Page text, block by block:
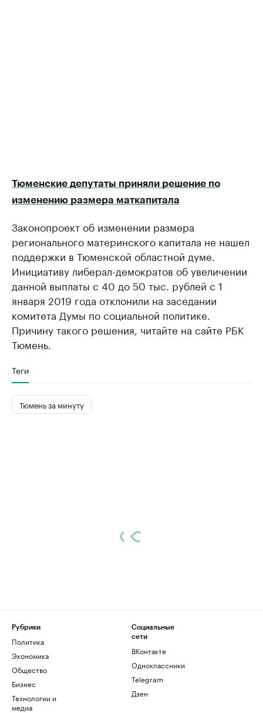
Тюменские депутаты приняли решение по
изменению размера маткапитала
Законопроект об изменении размера
регионального материнского капитала не нашел
поддержки в Тюменской областной думе.
Инициативу либерал-демократов об увеличении
данной выплаты с 40 до 50 тыс. рублей с 1
января 2019 года отклонили на заседании
комитета Думы по социальной политике.
Причину такого решения, читайте на сайте РБК
Тюмень.
Теги
Тюмень за минуту
Рубрики
Политика
Экономика
Общество
Бизнес
Технологии и
медиа
Социальные
сети
ВКонтакте
Одноклассники
Telegram
Дзен